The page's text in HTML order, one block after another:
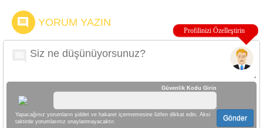
YORUM YAZIN
Güvenlik Kodu Girin
Yapacağınız yorumların şiddet ve hakaret içermemesine lütfen dikkat edin. Aksi
taktirde yorumlarınız onaylanmayacaktır.
Gönder